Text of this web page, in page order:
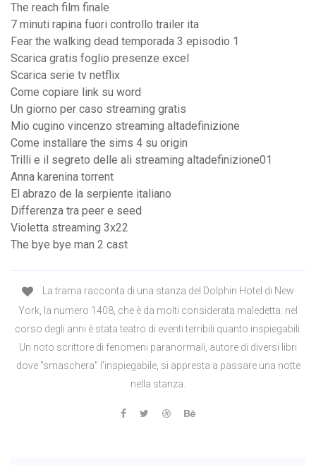
The reach film finale
7 minuti rapina fuori controllo trailer ita
Fear the walking dead temporada 3 episodio 1
Scarica gratis foglio presenze excel
Scarica serie tv netflix
Come copiare link su word
Un giorno per caso streaming gratis
Mio cugino vincenzo streaming altadefinizione
Come installare the sims 4 su origin
Trilli e il segreto delle ali streaming altadefinizione01
Anna karenina torrent
El abrazo de la serpiente italiano
Differenza tra peer e seed
Violetta streaming 3x22
The bye bye man 2 cast
La trama racconta di una stanza del Dolphin Hotel di New
York, la numero 1408, che è da molti considerata maledetta: nel
corso degli anni è stata teatro di eventi terribili quanto inspiegabili.
Un noto scrittore di fenomeni paranormali, autore di diversi libri
dove "smaschera" l'inspiegabile, si appresta a passare una notte
nella stanza.